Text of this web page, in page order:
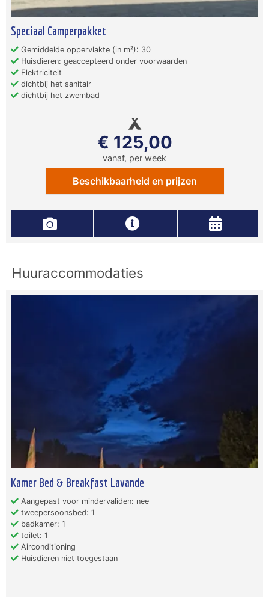
Speciaal Camperpakket
Gemiddelde oppervlakte (in m²): 30
Huisdieren: geaccepteerd onder voorwaarden
Elektriciteit
dichtbij het sanitair
dichtbij het zwembad
€ 125,00
vanaf, per week
Beschikbaarheid en prijzen
Huuraccommodaties
Kamer Bed & Breakfast Lavande
Aangepast voor mindervaliden: nee
tweepersoonsbed: 1
badkamer: 1
toilet: 1
Airconditioning
Huisdieren niet toegestaan